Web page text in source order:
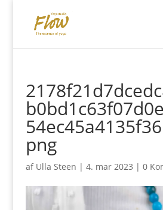
png
af Ulla Steen | 4. mar 2023 | 0